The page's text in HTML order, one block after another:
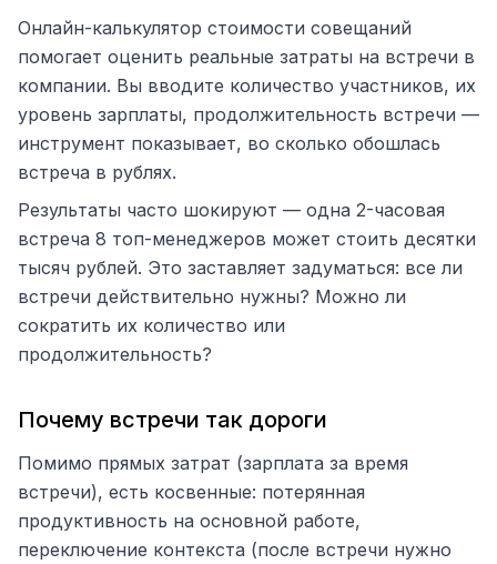
Онлайн-калькулятор стоимости совещаний
помогает оценить реальные затраты на встречи в
компании. Вы вводите количество участников, их
уровень зарплаты, продолжительность встречи —
инструмент показывает, во сколько обошлась
встреча в рублях.
Результаты часто шокируют — одна 2-часовая
встреча 8 топ-менеджеров может стоить десятки
тысяч рублей. Это заставляет задуматься: все ли
встречи действительно нужны? Можно ли
сократить их количество или
продолжительность?
Почему встречи так дороги
Помимо прямых затрат (зарплата за время
встречи), есть косвенные: потерянная
продуктивность на основной работе,
переключение контекста (после встречи нужно